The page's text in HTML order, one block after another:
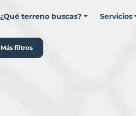
¿Qué terreno buscas? Servicios
Más filtros